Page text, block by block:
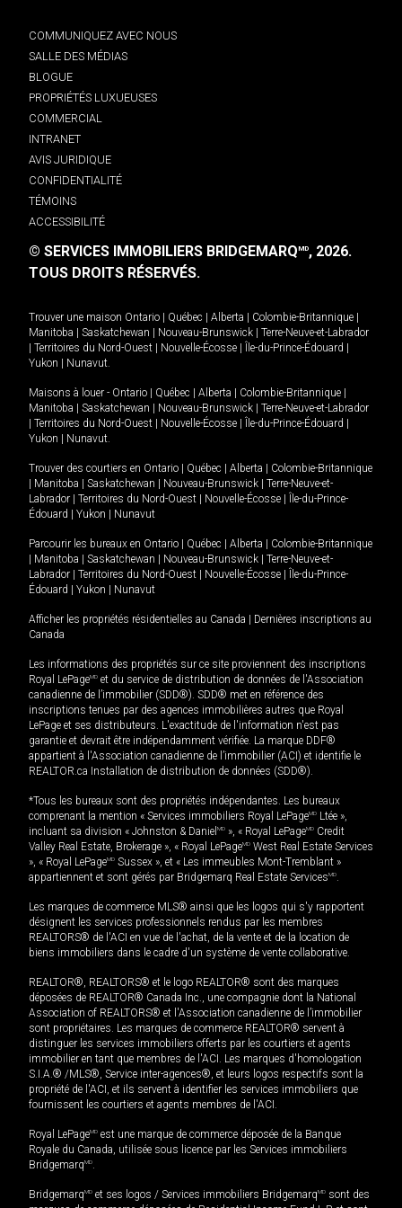
COMMUNIQUEZ AVEC NOUS
SALLE DES MÉDIAS
BLOGUE
PROPRIÉTÉS LUXUEUSES
COMMERCIAL
INTRANET
AVIS JURIDIQUE
CONFIDENTIALITÉ
TÉMOINS
ACCESSIBILITÉ
© SERVICES IMMOBILIERS BRIDGEMARQMD, 2026.
TOUS DROITS RÉSERVÉS.
Trouver une maison Ontario Québec Alberta Colombie-Britannique
Manitoba
Saskatchewan Nouveau-Brunswick
Terre-Neuve-et-Labrador
Territoires du Nord-Ouest Nouvelle-Écosse Île-du-Prince-Édouard
Yukon
Nunavut.
Maisons à louer - Ontario Québec Alberta Colombie-Britannique
Manitoba
Saskatchewan Nouveau-Brunswick
Terre-Neuve-et-Labrador
Territoires du Nord-Ouest Nouvelle-Écosse Île-du-Prince-Édouard
Yukon
Nunavut.
Trouver des courtiers en Ontario Québec Alberta
Colombie-Britannique
Manitoba Saskatchewan Nouveau-Brunswick
Terre-Neuve-et-
Labrador
Territoires du Nord-Ouest Nouvelle-Écosse
Île-du-Prince-
Édouard
Yukon Nunavut
Parcourir les bureaux en Ontario Québec Alberta
Colombie-Britannique
Manitoba Saskatchewan Nouveau-Brunswick
Terre-Neuve-et-
Labrador
Territoires du Nord-Ouest Nouvelle-Écosse
Île-du-Prince-
Édouard
Yukon Nunavut
Afficher les propriétés résidentielles au Canada
Dernières inscriptions au
Canada
Les informations des propriétés sur ce site proviennent des inscriptions
Royal LePageMD et du service de distribution de données de l'Association
canadienne de l’immobilier (SDD®). SDD® met en référence des
inscriptions tenues par des agences immobilières autres que Royal
LePage et ses distributeurs. L'exactitude de l'information n'est pas
garantie et devrait être indépendamment vérifiée. La marque DDF®
appartient à l'Association canadienne de l’immobilier (ACI) et identifie le
REALTOR.ca Installation de distribution de données (SDD®).
*Tous les bureaux sont des propriétés indépendantes. Les bureaux
comprenant la mention « Services immobiliers Royal LePageMD Ltée »,
incluant sa division « Johnston & Daniel MD », « Royal LePageMD Credit
Valley Real Estate, Brokerage », « Royal LePageMD West Real Estate Services
», « Royal LePageMD Sussex », et « Les immeubles Mont-Tremblant »
appartiennent et sont gérés par Bridgemarq Real Estate ServicesMD.
Les marques de commerce MLS® ainsi que les logos qui s'y rapportent
désignent les services professionnels rendus par les membres
REALTORS® de l'ACI en vue de l'achat, de la vente et de la location de
biens immobiliers dans le cadre d'un système de vente collaborative.
REALTOR®, REALTORS® et le logo REALTOR® sont des marques
déposées de REALTOR® Canada Inc., une compagnie dont la National
Association of REALTORS® et l'Association canadienne de l’immobilier
sont propriétaires. Les marques de commerce REALTOR® servent à
distinguer les services immobiliers offerts par les courtiers et agents
immobilier en tant que membres de l'ACI. Les marques d'homologation
S.I.A.® /MLS®, Service inter-agences®, et leurs logos respectifs sont la
propriété de l'ACI, et ils servent à identifier les services immobiliers que
fournissent les courtiers et agents membres de l'ACI.
Royal LePageMD est une marque de commerce déposée de la Banque
Royale du Canada, utilisée sous licence par les Services immobiliers
BridgemarqMD.
BridgemarqMD et ses logos / Services immobiliers BridgemarqMD sont des